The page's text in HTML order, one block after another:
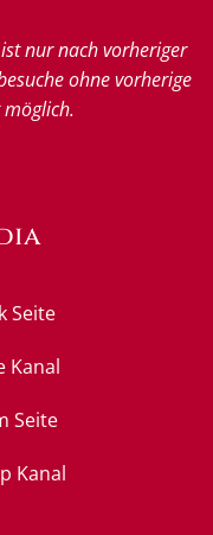
nur nach vorheriger
ohne vorherige
Seite
Kanal
Seite
Kanal